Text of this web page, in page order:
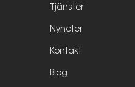
Tjänster
Nyheter
Kontakt
Blog